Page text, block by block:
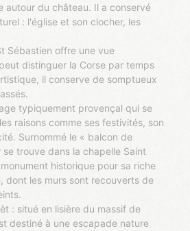
autour du château. Il a conservé
: l'église et son clocher, les
Sébastien offre une vue
distinguer la Corse par temps
il conserve de somptueux
typiquement provençal qui se
raisons comme ses festivités, son
Surnommé le « balcon de
se trouve dans la chapelle Saint
historique pour sa riche
dont les murs sont recouverts de
: situé en lisière du massif de
destiné à une escapade nature